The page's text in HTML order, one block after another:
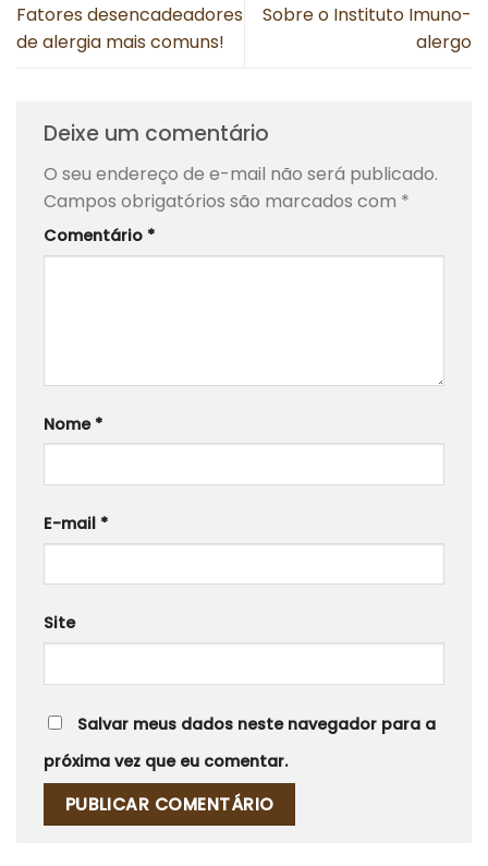
Fatores desencadeadores
de alergia mais comuns!
Sobre o Instituto Imuno-
alergo
Deixe um comentário
O seu endereço de e-mail não será publicado.
Campos obrigatórios são marcados com *
Comentário *
Nome *
E-mail *
Site
Salvar meus dados neste navegador para a
próxima vez que eu comentar.